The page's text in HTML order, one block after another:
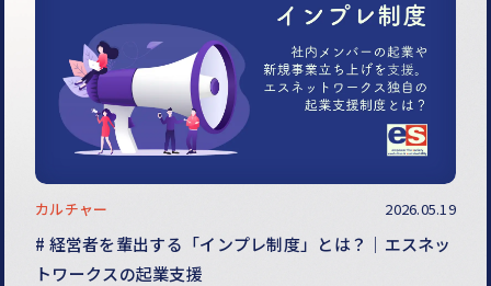
カルチャー 2026.05.19
経営者を輩出する「インプレ制度」とは？｜エスネッ
トワークスの起業支援